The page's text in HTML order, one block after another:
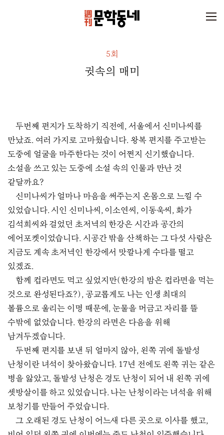
5회
귓속의 매미
두번째 편지가 도착하기 직전에, 서울에서 신미나씨를
만났죠. 여러 가지로 고마웠습니다. 왕복 편지를 주고받는
도중에 얼굴을 마주한다는 것이 어쩐지 신기했습니다.
소설을 쓰고 있는 도중에 소설 속의 인물과 만난 것
같달까요?
신미나씨가 얼마나 마음을 써주는지 온몸으로 느낄 수
있었습니다. 시인 신미나씨, 이소연씨, 이동욱씨, 화가
김석희씨와 걸었던 초저녁의 한강은 시간과 공간의
에어포켓이었습니다. 시공간 밖을 산책하는 그 다섯 사람은
지금도 계속 초저녁인 한강에서 맛깔나게 수다를 떨고
있겠죠.
함께 컵라면도 먹고 싶었지만(한강의 밤은 컵라면을 먹는
것으로 완성된다죠?), 공교롭게도 나는 인생 최대의
볼륨으로 울리는 이명 때문에, 눈물을 머금고 자리를 뜰
수밖에 없었습니다. 한강의 라면은 다음을 위해
남겨두겠습니다.
두번째 편지를 보낸 뒤 얼마지 않아, 왼쪽 귀에 돌발성
난청이란 녀석이 찾아왔습니다. 17년 전에도 왼쪽 귀는 같은
병을 앓았고, 돌발성 난청은 경도 난청이 되어 내 왼쪽 귀에
셋방살이를 하고 있었습니다. 나는 난청이라는 녀석을 위해
보청기를 만들어 주었습니다.
그 오래된 경도 난청이 어느새 다른 곳으로 이사를 했고,